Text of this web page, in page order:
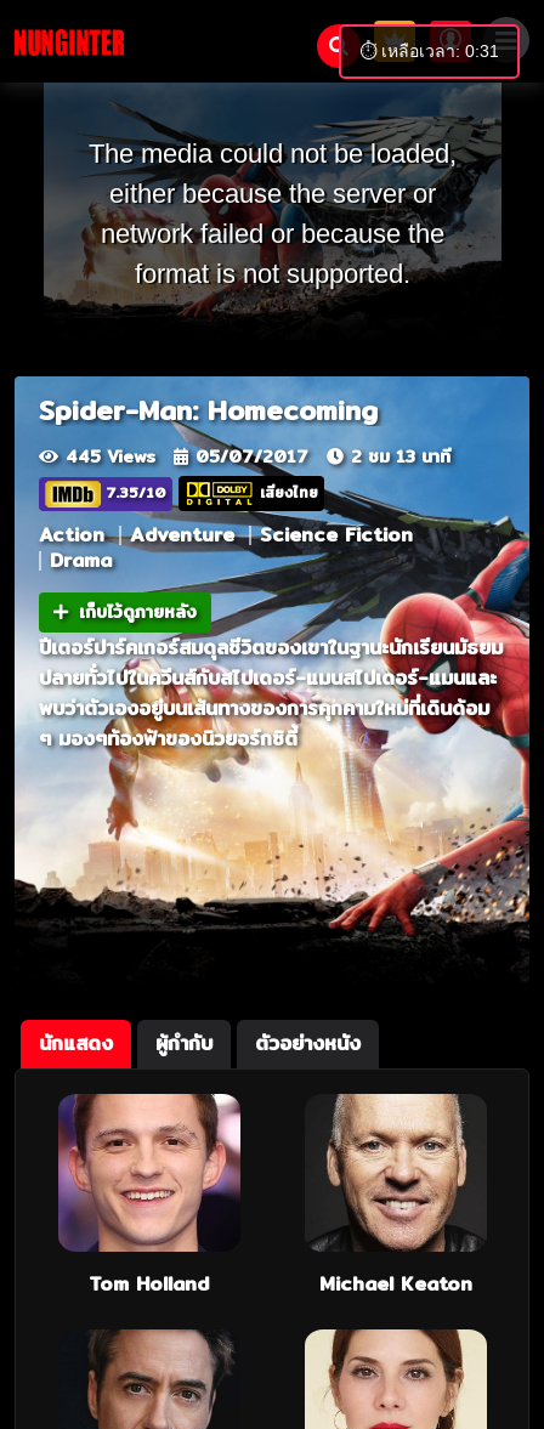
The media could not be loaded,
either because the server or
network failed or because the
format is not supported.
Spider-Man: Homecoming
445 Views 05/07/2017 2 ชม 13 นาที
7.35/10 เสียงไทย
Action Adventure
Science Fiction
Drama
เก็บไว้ดูภายหลัง
ปีเตอร์ปาร์คเกอร์สมดุลชีวิตของเขาในฐานะนักเรียนมัธยม
ปลายทั่วไปในควีนส์กับสไปเดอร์-แมนสไปเดอร์-แมนและ
พบว่าตัวเองอยู่บนเส้นทางของการคุกคามใหม่ที่เดินด้อม
ๆ มองๆท้องฟ้าของนิวยอร์กซิตี้
นักแสดง ผู้กำกับ ตัวอย่างหนัง
Tom Holland Michael Keaton
⏱️ เหลือเวลา: 0:31